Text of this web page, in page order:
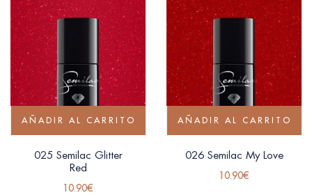
AÑADIR AL CARRITO
025 Semilac Glitter
Red
10.90€
AÑADIR AL CARRITO
026 Semilac My Love
10.90€